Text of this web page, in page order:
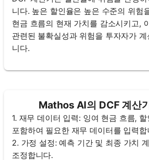
니다. 높은 할인율은 높은 수준의 위험
현금 흐름의 현재 가치를 감소시키고,
관련된 불확실성과 위험을 투자자가
니다.
Mathos AI의 DCF 계산
1. 재무 데이터 입력: 잉여 현금 흐름,
포함하여 필요한 재무 데이터를 입력합
2. 가정 설정: 예측 기간 및 최종 가치
조정합니다.